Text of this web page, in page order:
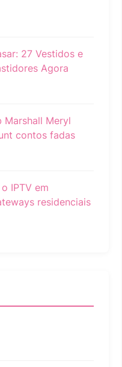
27 Vestidos e
Agora
Marshall Meryl
contos fadas
IPTV em
residenciais